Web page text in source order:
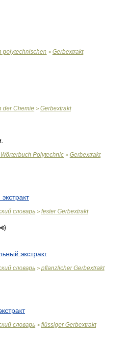
polytechnischen > Gerbextrakt
der Chemie > Gerbextrakt
Polytechnic > Gerbextrakt
словарь > fester Gerbextrakt
экстракт
словарь > pflanzlicher Gerbextrakt
словарь > flüssiger Gerbextrakt